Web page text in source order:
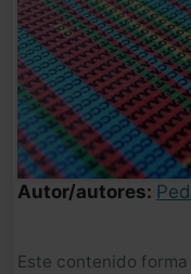
Autor/autores:
Este contenido